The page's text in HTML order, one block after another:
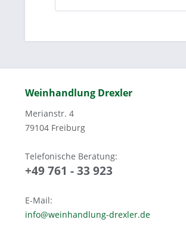
Weinhandlung Drexler
Merianstr. 4
79104 Freiburg
Telefonische Beratung:
+49 761 - 33 923
E-Mail:
info@weinhandlung-drexler.de